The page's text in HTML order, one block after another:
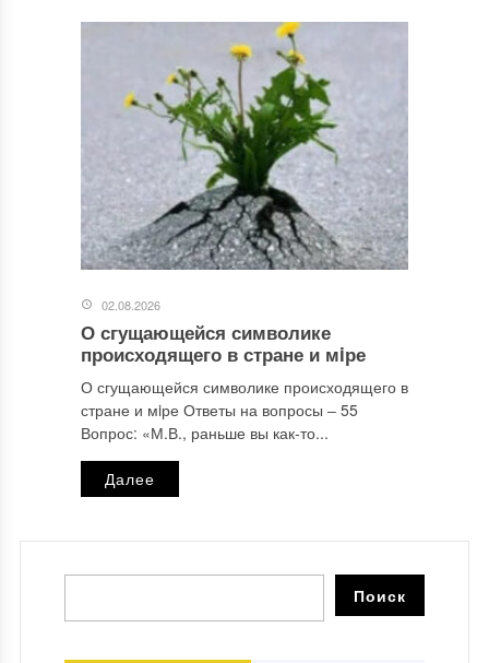
02.08.2026
О сгущающейся символике
происходящего в стране и мiре
О сгущающейся символике происходящего в
стране и мiре Ответы на вопросы ‒ 55
Вопрос: «М.В., раньше вы как-то...
Далее